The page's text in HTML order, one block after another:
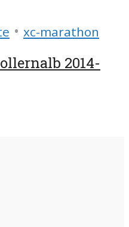
• xc-marathon
2014-